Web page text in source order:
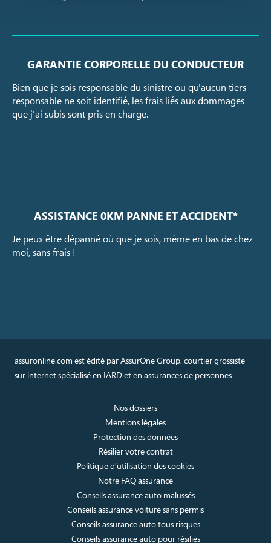
GARANTIE CORPORELLE DU CONDUCTEUR
Bien que je sois responsable du sinistre ou qu'aucun tiers
responsable ne soit identifié, les frais liés aux dommages
que j'ai subis sont pris en charge.
ASSISTANCE 0KM PANNE ET ACCIDENT*
Je peux être dépanné où que je sois, même en bas de chez
moi, sans frais !
assuronline.com est édité par AssurOne Group, courtier grossiste
sur internet spécialisé en IARD et en assurances de personnes
Nos dossiers
Mentions légales
Protection des données
Résilier votre contrat
Politique d’utilisation des cookies
Notre FAQ assurance
Conseils assurance auto malussés
Conseils assurance voiture sans permis
Conseils assurance auto tous risques
Conseils assurance auto pour résiliés